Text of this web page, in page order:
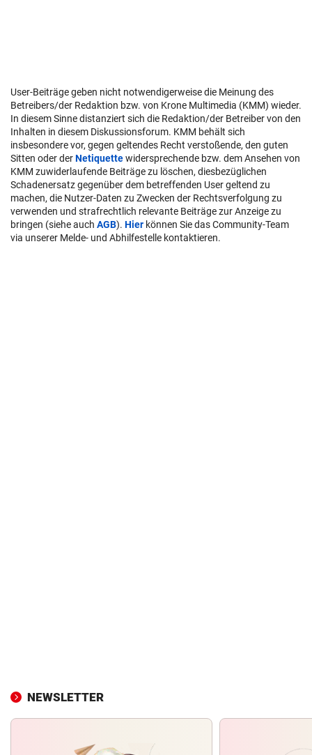
User-Beiträge geben nicht notwendigerweise die Meinung des
Betreibers/der Redaktion bzw. von Krone Multimedia (KMM) wieder.
In diesem Sinne distanziert sich die Redaktion/der Betreiber von den
Inhalten in diesem Diskussionsforum. KMM behält sich
insbesondere vor, gegen geltendes Recht verstoßende, den guten
Sitten oder derNetiquettewidersprechende bzw. dem Ansehen von
KMM zuwiderlaufende Beiträge zu löschen, diesbezüglichen
Schadenersatz gegenüber dem betreffenden User geltend zu
machen, die Nutzer-Daten zu Zwecken der Rechtsverfolgung zu
verwenden und strafrechtlich relevante Beiträge zur Anzeige zu
bringen (siehe auch AGB). Hier können Sie das Community-Team
via unserer Melde- und Abhilfestelle kontaktieren.
NEWSLETTER